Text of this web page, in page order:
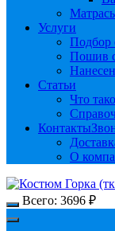
Услуги
Подбор
Пошив
Статьи
Что
Контакты
О
Всего: 3696 ₽